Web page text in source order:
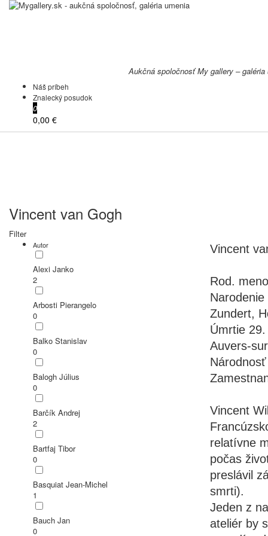
Aukčná spoločnosť My gallery – galéria
Náš príbeh
Znalecký posudok
0
0,00 €
Vincent van Gogh
Filter
Autor
Alexi Janko
2
Arbosti Pierangelo
0
Balko Stanislav
0
Balogh Július
0
Barčík Andrej
2
Bartfaj Tibor
0
Basquiat Jean-Michel
1
Bauch Jan
0
Vincent
Rod.
Zundert,
Úmrtie
Auvers-
Vincent
relatívne
počas
preslávil
smrti).
Jeden z
ateliér by